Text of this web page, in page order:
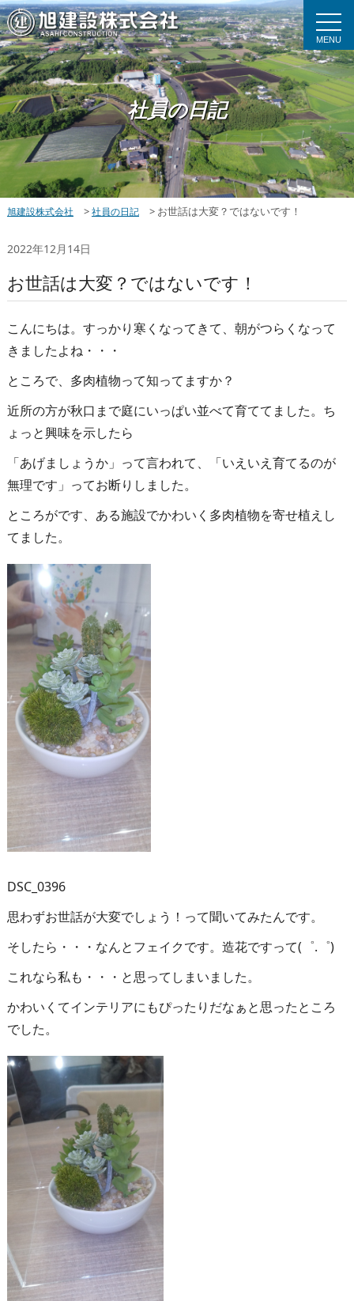
MENU
社員の日記
旭建設株式会社 > 社員の日記 > お世話は大変？ではないです！
2022年12月14日
お世話は大変？ではないです！
こんにちは。すっかり寒くなってきて、朝がつらくなって
きましたよね・・・
ところで、多肉植物って知ってますか？
近所の方が秋口まで庭にいっぱい並べて育ててました。ち
ょっと興味を示したら
「あげましょうか」って言われて、「いえいえ育てるのが
無理です」ってお断りしました。
ところがです、ある施設でかわいく多肉植物を寄せ植えし
てました。
DSC_0396
思わずお世話が大変でしょう！って聞いてみたんです。
そしたら・・・なんとフェイクです。造花ですって(゜.゜)
これなら私も・・・と思ってしまいました。
かわいくてインテリアにもぴったりだなぁと思ったところ
でした。